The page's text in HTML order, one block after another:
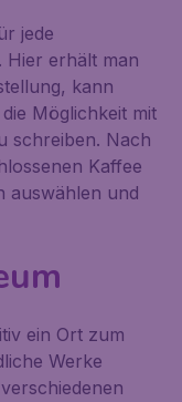
jede
Hier erhält man
kann
Möglichkeit mit
schreiben. Nach
Kaffee
auswählen und
ein Ort zum
Werke